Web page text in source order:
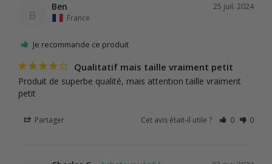
B
25 juil. 2024
Ben
France
Je recommande ce produit
Qualitatif mais taille vraiment petit
Produit de superbe qualité, mais attention taille vraiment
petit
Partager Cet avis était-il utile ? 0 0